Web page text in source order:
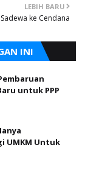
LEBIH BARU
ke Cendana
INI
untuk PPP
UMKM Untuk